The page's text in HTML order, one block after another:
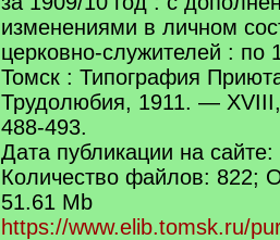
изменениями в личном
церковно-служителей : по
Томск : Типография
Трудолюбия, 1911. —
488-493.
Дата публикации на
Количество файлов: 822;
51.61 Mb
https://www.elib.tomsk.ru/